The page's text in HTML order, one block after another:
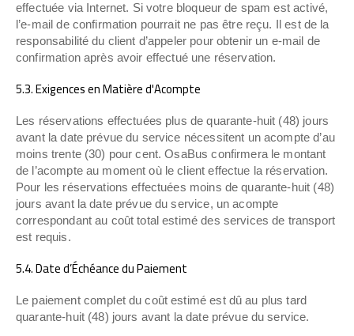
effectuée via Internet. Si votre bloqueur de spam est activé,
l’e-mail de confirmation pourrait ne pas être reçu. Il est de la
responsabilité du client d’appeler pour obtenir un e-mail de
confirmation après avoir effectué une réservation.
5.3. Exigences en Matière d'Acompte
Les réservations effectuées plus de quarante-huit (48) jours
avant la date prévue du service nécessitent un acompte d’au
moins trente (30) pour cent. OsaBus confirmera le montant
de l’acompte au moment où le client effectue la réservation.
Pour les réservations effectuées moins de quarante-huit (48)
jours avant la date prévue du service, un acompte
correspondant au coût total estimé des services de transport
est requis.
5.4. Date d’Échéance du Paiement
Le paiement complet du coût estimé est dû au plus tard
quarante-huit (48) jours avant la date prévue du service.